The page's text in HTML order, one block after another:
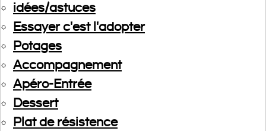
idées/astuces
Essayer c'est l'adopter
Potages
Accompagnement
Apéro-Entrée
Dessert
Plat de résistence